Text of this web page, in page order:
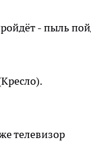
- пыль
телевизор